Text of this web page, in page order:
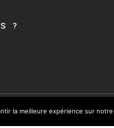
?
la meilleure expérience sur